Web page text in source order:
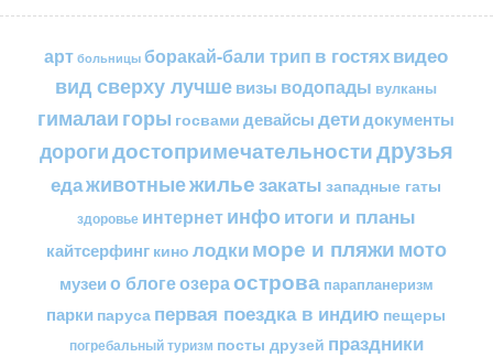
арт больницы боракай-бали трип в гостяхвидео
вид сверху лучшевизы водопады вулканы
гималаи горы госвами девайсы детидокументы
дорогидостопримечательностидрузья
едаживотныежильезакаты западные гаты
здоровье интернетинфоитоги и планы
кайтсерфинг кино лодкиморе и пляжимото
музеи о блогеозераострова парапланеризм
парки паруса первая поездка в индию пещеры
погребальный туризм посты друзей праздники